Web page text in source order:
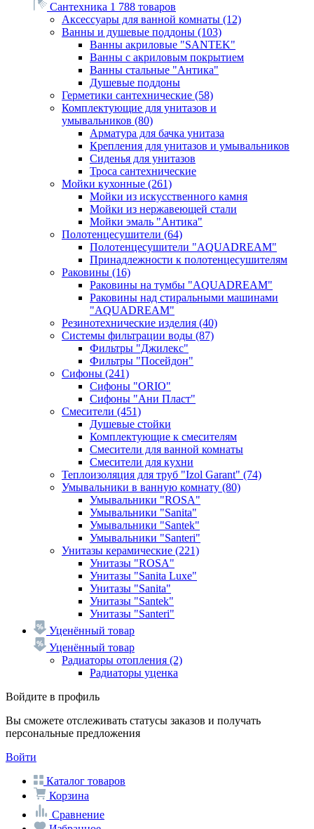
Сантехника 1 788 товаров
Аксессуары для ванной комнаты (12)
Ванны и душевые поддоны (103)
Ванны акриловые "SANTEK"
Ванны с акриловым покрытием
Ванны стальные "Антика"
Душевые поддоны
Герметики сантехнические (58)
Комплектующие для унитазов и
умывальников (80)
Арматура для бачка унитаза
Крепления для унитазов и умывальников
Сиденья для унитазов
Троса сантехнические
Мойки кухонные (261)
Мойки из искусственного камня
Мойки из нержавеющей стали
Мойки эмаль "Антика"
Полотенцесушители (64)
Полотенцесушители "AQUADREAM"
Принадлежности к полотенцесушителям
Раковины (16)
Раковины на тумбы "AQUADREAM"
Раковины над стиральными машинами
"AQUADREAM"
Резинотехнические изделия (40)
Системы фильтрации воды (87)
Фильтры "Джилекс"
Фильтры "Посейдон"
Сифоны (241)
Сифоны "ORIO"
Сифоны "Ани Пласт"
Смесители (451)
Душевые стойки
Комплектующие к смесителям
Смесители для ванной комнаты
Смесители для кухни
Теплоизоляция для труб "Izol Garant" (74)
Умывальники в ванную комнату (80)
Умывальники "ROSA"
Умывальники "Sanita"
Умывальники "Santek"
Умывальники "Santeri"
Унитазы керамические (221)
Унитазы "ROSA"
Унитазы "Sanita Luxe"
Унитазы "Sanita"
Унитазы "Santek"
Унитазы "Santeri"
Уценённый товар
Уценённый товар
Радиаторы отопления (2)
Радиаторы уценка
Войдите в профиль
Вы сможете отслеживать статусы заказов и получать
персональные предложения
Войти
Каталог товаров
Корзина
Сравнение